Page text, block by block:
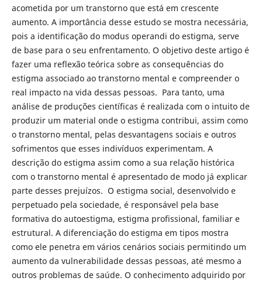
acometida por um transtorno que está em crescente
aumento. A importância desse estudo se mostra necessária,
pois a identificação do modus operandi do estigma, serve
de base para o seu enfrentamento. O objetivo deste artigo é
fazer uma reflexão teórica sobre as consequências do
estigma associado ao transtorno mental e compreender o
real impacto na vida dessas pessoas. Para tanto, uma
análise de produções científicas é realizada com o intuito de
produzir um material onde o estigma contribui, assim como
o transtorno mental, pelas desvantagens sociais e outros
sofrimentos que esses indivíduos experimentam. A
descrição do estigma assim como a sua relação histórica
com o transtorno mental é apresentado de modo já explicar
parte desses prejuízos. O estigma social, desenvolvido e
perpetuado pela sociedade, é responsável pela base
formativa do autoestigma, estigma profissional, familiar e
estrutural. A diferenciação do estigma em tipos mostra
como ele penetra em vários cenários sociais permitindo um
aumento da vulnerabilidade dessas pessoas, até mesmo a
outros problemas de saúde. O conhecimento adquirido por